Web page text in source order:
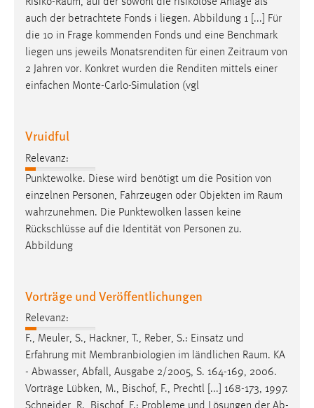
auch der betrachtete Fonds i liegen. Abbildung 1 [...] Für
die 10 in Frage kommenden Fonds und eine Benchmark
liegen uns jeweils Monatsrenditen für einen Zeitraum von
2 Jahren vor. Konkret wurden die Renditen mittels einer
einfachen Monte-Carlo-Simulation (vgl
Vruidful
Relevanz:
Punktewolke. Diese wird benötigt um die Position von
einzelnen Personen, Fahrzeugen oder Objekten im Raum
wahrzunehmen. Die Punktewolken lassen keine
Rückschlüsse auf die Identität von Personen zu.
Abbildung
Vorträge und Veröffentlichungen
Relevanz:
F., Meuler, S., Hackner, T., Reber, S.: Einsatz und
Erfahrung mit Membranbiologien im ländlichen Raum. KA
- Abwasser, Abfall, Ausgabe 2/2005, S. 164-169, 2006.
Vorträge Lübken, M., Bischof, F., Prechtl [...] 168-173, 1997.